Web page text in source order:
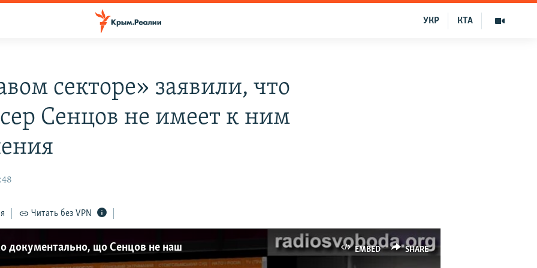
КТА
УКР
секторе» заявили, что
Сенцов не имеет к ним
Читать без VPN
EMBED SHARE
документально, що Сенцов не наш